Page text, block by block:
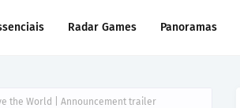
Radar Games Panoramas
the World | Announcement trailer